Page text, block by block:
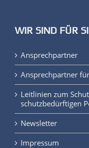
WIR SIND FÜR
Ansprechpartner
Ansprechpartner
Leitlinien zum
schutzbedürftigen
Newsletter
Impressum